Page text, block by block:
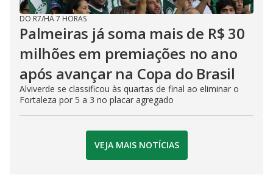
DO R7/HÁ 7 HORAS
Palmeiras já soma mais de R$ 30
milhões em premiações no ano
após avançar na Copa do Brasil
Alviverde se classificou às quartas de final ao eliminar o
Fortaleza por 5 a 3 no placar agregado
VEJA MAIS NOTÍCIAS